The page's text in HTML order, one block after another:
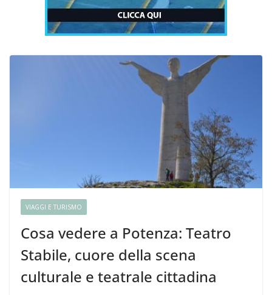
VIAGGI E TURISMO
Cosa vedere a Potenza: Teatro
Stabile, cuore della scena
culturale e teatrale cittadina